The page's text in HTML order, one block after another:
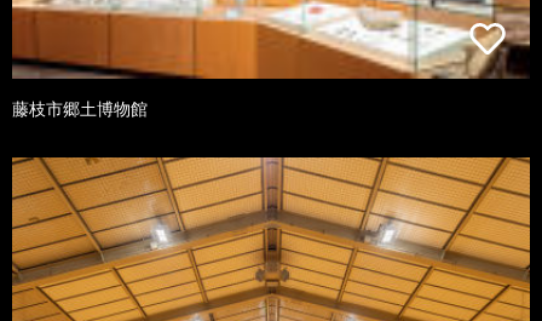
藤枝市郷土博物館